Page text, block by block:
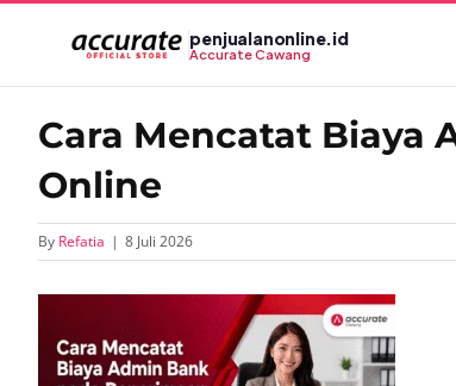
penjualanonline.id
Accurate Cawang
Cara Mencatat Biaya
Online
By Refatia | 8 Juli 2026